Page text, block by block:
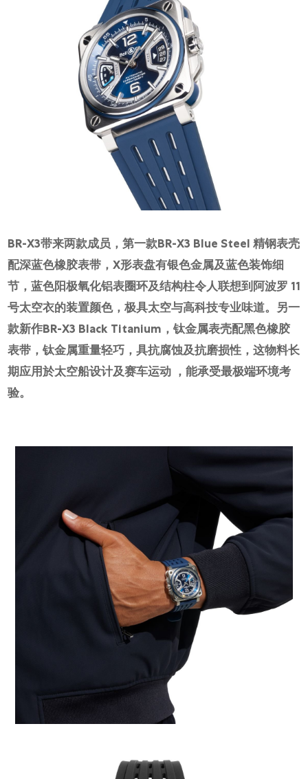
BR-X3带来两款成员，第一款BR-X3 Blue Steel 精钢表壳
配深蓝色橡胶表带，X形表盘有银色金属及蓝色装饰细
节，蓝色阳极氧化铝表圈环及结构柱令人联想到阿波罗 11
号太空衣的装置颜色，极具太空与高科技专业味道。另一
款新作BR-X3 Black Titanium，钛金属表壳配黑色橡胶
表带，钛金属重量轻巧，具抗腐蚀及抗磨损性，这物料长
期应用於太空船设计及赛车运动 ，能承受最极端环境考
验。